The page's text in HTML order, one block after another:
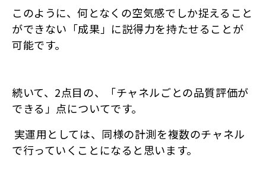
このように、何となくの空気感でしか捉えること
ができない「成果」に説得力を持たせることが
可能です。
続いて、2点目の、「チャネルごとの品質評価が
できる」点についてです。
実運用としては、同様の計測を複数のチャネル
で行っていくことになると思います。